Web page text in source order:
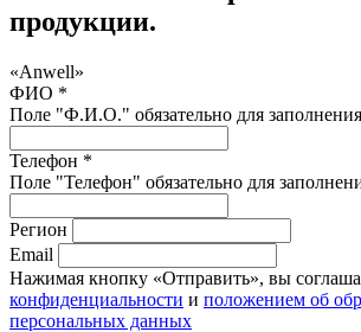
продукции.
«Anwell»
ФИО *
Поле "Ф.И.О." обязательно для заполнения
Телефон *
Поле "Телефон" обязательно для
Регион
Email
Нажимая кнопку «Отправить», вы
конфиденциальности и положением об
персональных данных